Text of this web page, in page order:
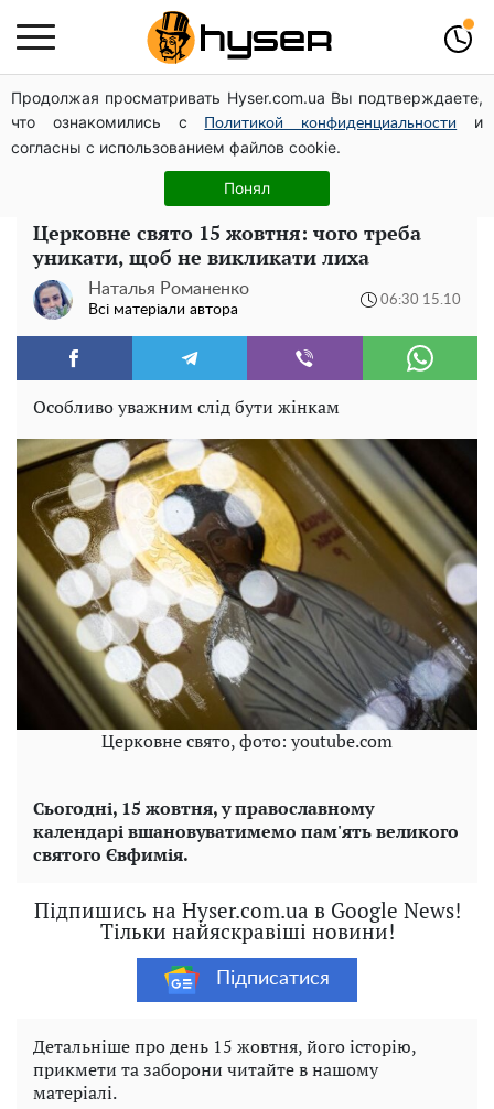
Продолжая просматривать Hyser.com.ua Вы подтверждаете,
что ознакомились с
Политикой конфиденциальности
и
согласны с использованием файлов cookie.
Понял
Гола Олена Тополя у цікавих позах змусила відвисати
щелепи: злив відео – було лише початком
Повністю гола Анна Трінчер блиснула "принадами":
таких розмірів ви ще не бачили
Церковне свято 15 жовтня: чого треба
уникати, щоб не викликати лиха
Наталья Романенко
Всі матеріали автора
06:30 15.10
Особливо уважним слід бути жінкам
Церковне свято, фото: youtube.com
Сьогодні, 15 жовтня, у православному
календарі вшановуватимемо пам'ять великого
святого Євфимія.
Підпишись на Hyser.com.ua в Google News!
Тільки найяскравіші новини!
Підписатися
Детальніше про день 15 жовтня, його історію,
прикмети та заборони читайте в нашому
матеріалі.